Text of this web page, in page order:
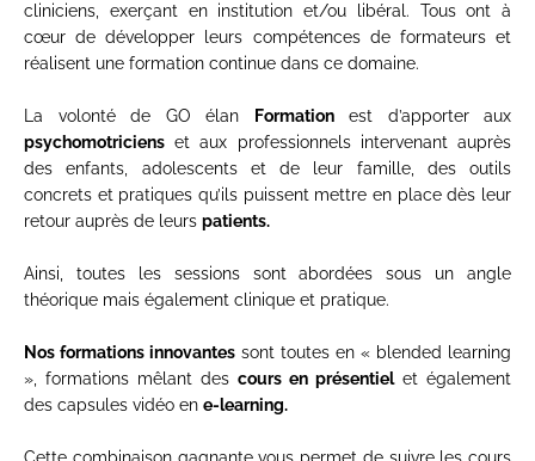
cliniciens, exerçant en institution et/ou libéral. Tous ont à
cœur de développer leurs compétences de formateurs et
réalisent une formation continue dans ce domaine.
La volonté de GO élan Formationest d’apporter aux
psychomotriciens et aux professionnels intervenant auprès
des enfants, adolescents et de leur famille, des outils
concrets et pratiques qu’ils puissent mettre en place dès leur
retour auprès de leurs patients.
Ainsi, toutes les sessions sont abordées sous un angle
théorique mais également clinique et pratique.
Nos formations innovantes sont toutes en « blended learning
», formations mêlant des cours en présentielet également
des capsules vidéo en e-learning.